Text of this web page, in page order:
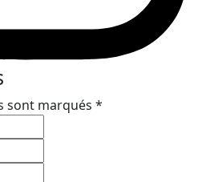
sont marqués *